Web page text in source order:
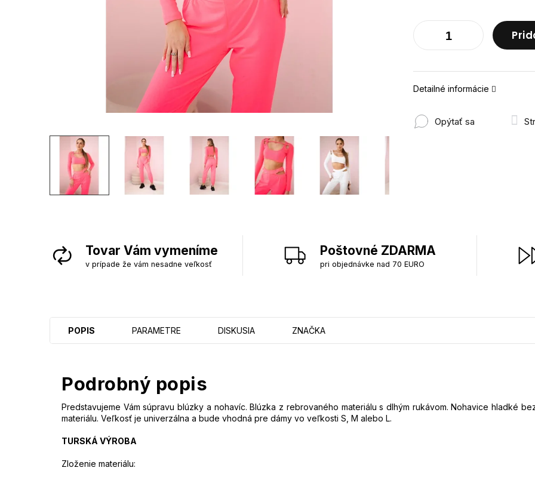
Detailné informácie
Opýtať sa
Tovar Vám vymeníme
v prípade že vám nesadne veľkosť
Poštovné ZDARMA
pri objednávke nad 70 EURO
POPIS PARAMETRE DISKUSIA ZNAČKA
Podrobný popis
Predstavujeme Vám súpravu blúzky a nohavíc. Blúzka z rebrovaného materiálu s dlhým rukávom. Nohavice hladké
materiálu. Veľkosť je univerzálna a bude vhodná pre dámy vo veľkosti S, M alebo L.
TURSKÁ VÝROBA
Zloženie materiálu: